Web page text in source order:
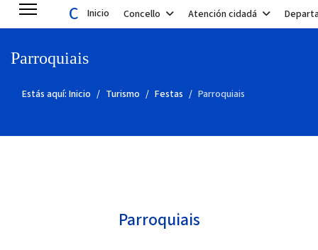
Concello de Valga
Inicio Concello Atención cidadá
Parroquiais
Estás aquí: Inicio Turismo Festas Parroquiais
Parroquiais